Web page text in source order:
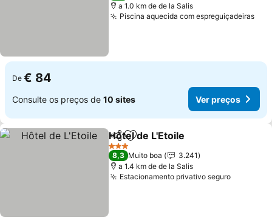
a 1.0 km de de la Salis
Piscina aquecida com espreguiçadeiras
De € 84
Consulte os preços de 10 sites Ver preços
PartilharAdicionar aos favoritos
Hôtel de L'Etoile
3 Estrelas
8,3 Muito boa
3.241
a 1.4 km de de la Salis
Estacionamento privativo seguroVer